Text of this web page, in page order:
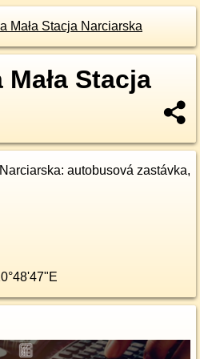
Mała Stacja Narciarska
Stacja
: autobusová zastávka,